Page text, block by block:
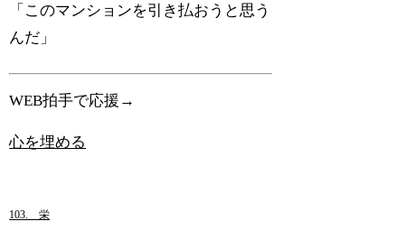
「このマンションを引き払おうと思う
んだ」
WEB拍手で応援→
心を埋める
103. 栄